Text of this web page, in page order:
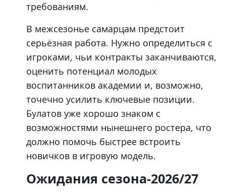
требованиям.
В межсезонье самарцам предстоит
серьёзная работа. Нужно определиться с
игроками, чьи контракты заканчиваются,
оценить потенциал молодых
воспитанников академии и, возможно,
точечно усилить ключевые позиции.
Булатов уже хорошо знаком с
возможностями нынешнего ростера, что
должно помочь быстрее встроить
новичков в игровую модель.
Ожидания сезона-2026/27